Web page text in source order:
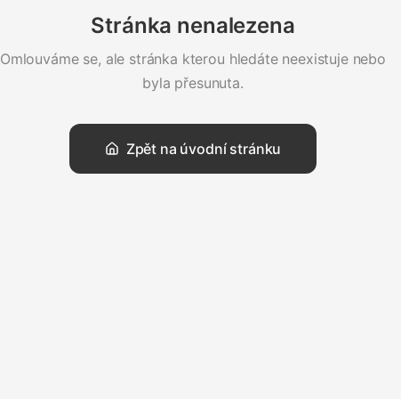
Stránka nenalezena
Omlouváme se, ale stránka kterou hledáte neexistuje nebo
byla přesunuta.
Zpět na úvodní stránku